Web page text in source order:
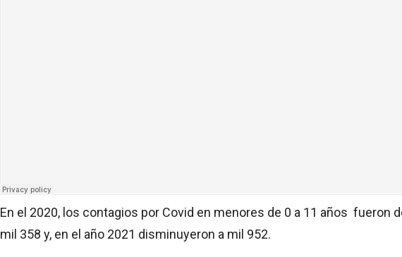
En el 2020, los contagios por Covid en menores de 0 a 11 años fueron
mil 358 y, en el año 2021 disminuyeron a mil 952.